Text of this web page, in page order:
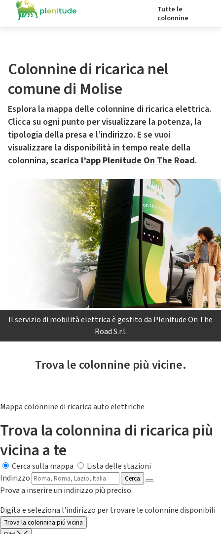
Tutte le
colonnine
Colonnine di ricarica nel
comune di Molise
Esplora la mappa delle colonnine di ricarica elettrica.
Clicca su ogni punto per visualizzare la potenza, la
tipologia della presa e l’indirizzo. E se vuoi
visualizzare la disponibilità in tempo reale della
colonnina, scarica l’app Plenitude On The Road.
Il servizio di mobilità elettrica è gestito da Plenitude On The
Road S.r.l.
Trova le colonnine più vicine.
Mappa colonnine di ricarica auto elettriche
Trova la colonnina di ricarica più
vicina a te
Cerca sulla mappa
Lista delle stazioni
Indirizzo
Cerca
Prova a inserire un indirizzo più preciso.
Digita e seleziona l'indirizzo per trovare le colonnine disponibili
Trova la colonnina piú vicina